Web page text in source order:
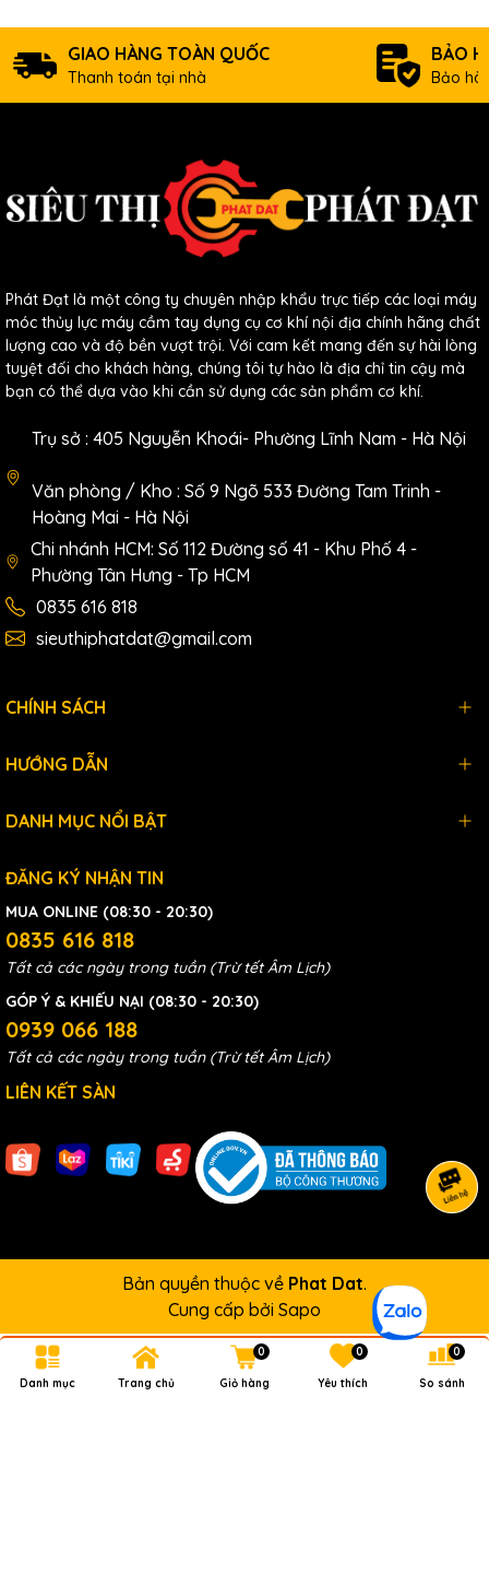
GIAO HÀNG TOÀN QUỐC
Thanh toán tại nhà
BẢO
Bảo
Phát Đạt là một công ty chuyên nhập khẩu trực tiếp các loại máy
móc thủy lực máy cầm tay dụng cụ cơ khí nội địa chính hãng chất
lượng cao và độ bền vượt trội. Với cam kết mang đến sự hài lòng
tuyệt đối cho khách hàng, chúng tôi tự hào là địa chỉ tin cậy mà
bạn có thể dựa vào khi cần sử dụng các sản phẩm cơ khí.
Trụ sở : 405 Nguyễn Khoái- Phường Lĩnh Nam - Hà Nội
Văn phòng / Kho : Số 9 Ngõ 533 Đường Tam Trinh -
Hoàng Mai - Hà Nội
Chi nhánh HCM: Số 112 Đường số 41 - Khu Phố 4 -
Phường Tân Hưng - Tp HCM
0835 616 818
sieuthiphatdat@gmail.com
CHÍNH SÁCH
HƯỚNG DẪN
DANH MỤC NỔI BẬT
ĐĂNG KÝ NHẬN TIN
MUA ONLINE (08:30 - 20:30)
0835 616 818
Tất cả các ngày trong tuần (Trừ tết Âm Lịch)
GÓP Ý & KHIẾU NẠI (08:30 - 20:30)
0939 066 188
Tất cả các ngày trong tuần (Trừ tết Âm Lịch)
LIÊN KẾT SÀN
Bản quyền thuộc về Phat Dat.
Cung cấp bởi Sapo
Danh mục Trang chủ Giỏ hàng
0
Yêu thích
0
So sánh
0